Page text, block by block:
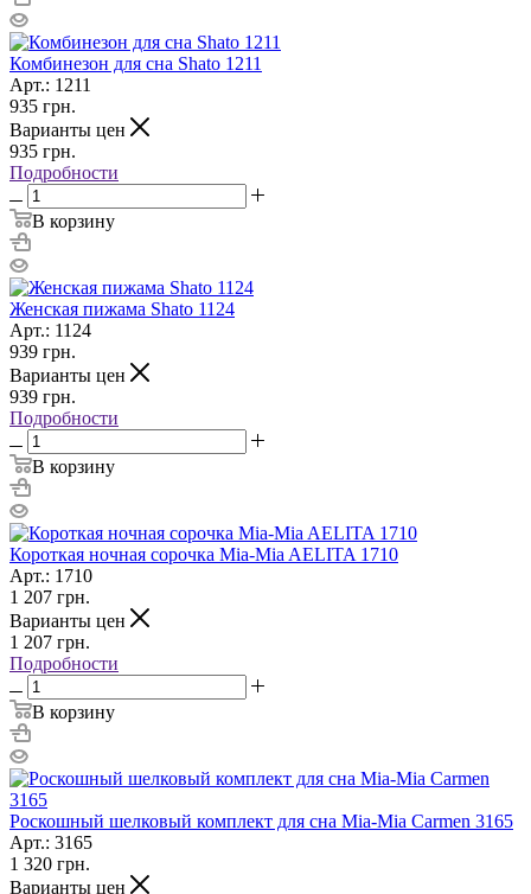
Комбинезон для сна Shato 1211
Арт.: 1211
935 грн.
Варианты цен
935 грн.
Подробности
В корзину
Женская пижама Shato 1124
Арт.: 1124
939 грн.
Варианты цен
939 грн.
Подробности
В корзину
Короткая ночная сорочка Mia-Mia AELITA 1710
Арт.: 1710
1 207 грн.
Варианты цен
1 207 грн.
Подробности
В корзину
Роскошный шелковый комплект для сна Mia-Mia Carmen 3165
Арт.: 3165
1 320 грн.
Варианты цен